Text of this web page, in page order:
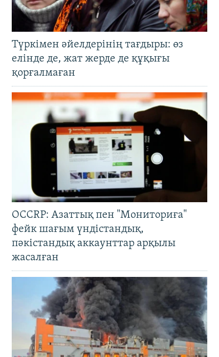
Түркімен әйелдерінің тағдыры: өз
елінде де, жат жерде де құқығы
қорғалмаған
OCCRP: Азаттық пен "Мониториға"
фейк шағым үндістандық,
пәкістандық аккаунттар арқылы
жасалған